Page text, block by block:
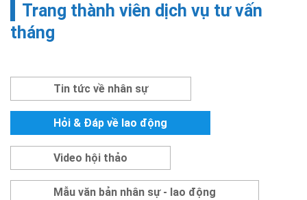
Trang thành viên dịch vụ tư vấn
tháng
Tin tức về nhân sự
Hỏi & Đáp về lao động
Video hội thảo
Mẫu văn bản nhân sự - lao động